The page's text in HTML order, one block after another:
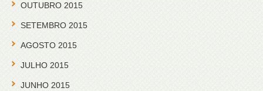
OUTUBRO 2015
SETEMBRO 2015
AGOSTO 2015
JULHO 2015
JUNHO 2015